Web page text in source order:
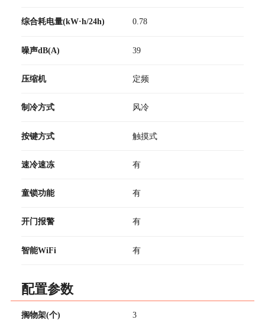
综合耗电量(kW·h/24h) 0.78
噪声dB(A) 39
压缩机 定频
制冷方式 风冷
按键方式 触摸式
速冷速冻 有
童锁功能 有
开门报警 有
智能WiFi 有
配置参数
搁物架(个) 3